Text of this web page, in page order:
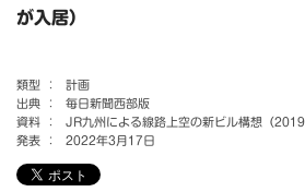
が入居）
類型 ：
計画
出典 ：
毎日新聞西部版
資料 ：
JR九州による線路上空の新ビル構想（2019
発表 ：
2022年3月17日